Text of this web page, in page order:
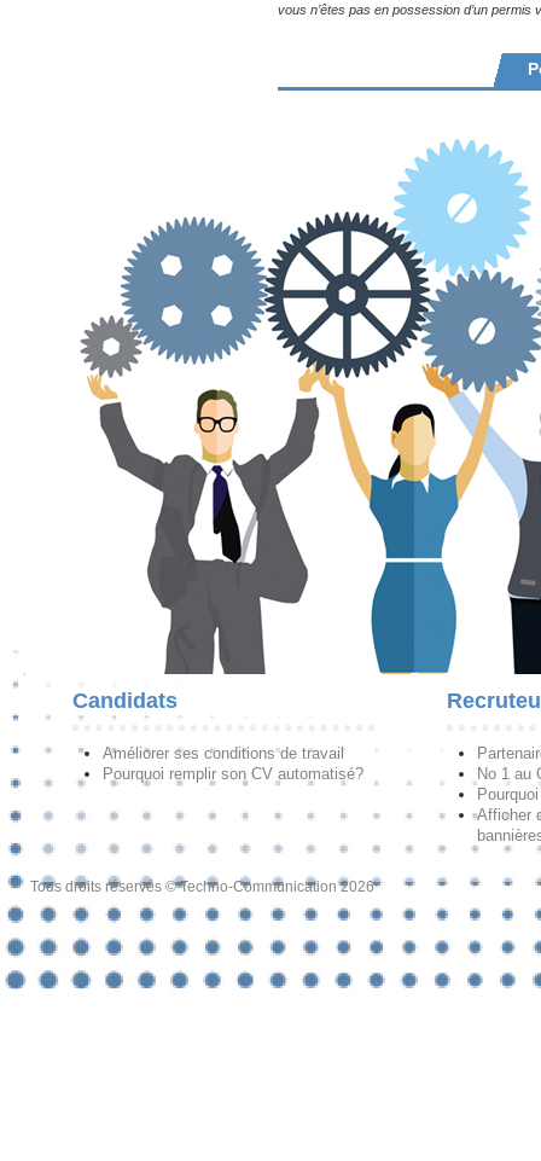
vous n’êtes pas en possession d’un permis
Candidats
Améliorer ses conditions de travail
Pourquoi remplir son CV automatisé?
No 1 au
Afficher
Tous droits réservés © Techno-Communication 2026